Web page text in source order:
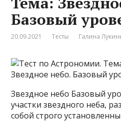
Базовый
20.09.2021 Тесты Галина
Звездное небо Базовый
участки звездного неба,
собой строго